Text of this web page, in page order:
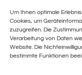
Um Ihnen optimale
Cookies, um
zuzugreifen. Die
Verarbeitung von Daten
Website. Die
bestimmte Funktionen
Home
Datenschutzerklärung
Datenschutzinformation